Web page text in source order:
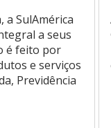
a SulAmérica
a seus
é feito por
e serviços
Previdência